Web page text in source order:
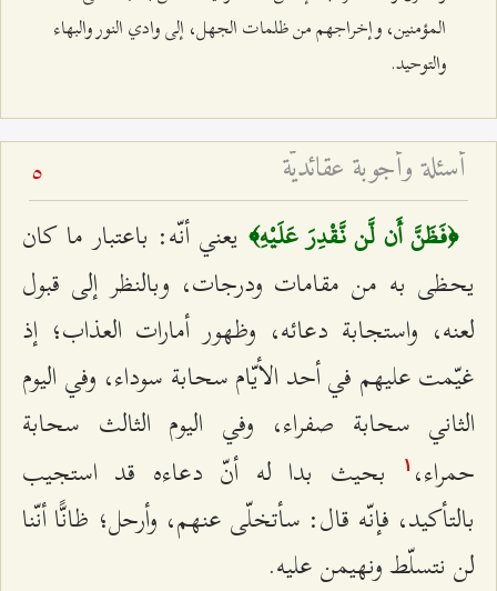
المؤمنين، وإخراجهم من ظلمات الجهل، إلى وادي النور والبهاء
والتوحيد.
أسئلة وأجوبة عقائديّة 5
﴿فَظَنَّ أَن لَّن نَّقْدِرَ عَلَيْهِ﴾ يعني أنّه: باعتبار ما كان
يحظى به من مقامات ودرجات، وبالنظر إلى قبول
لعنه، واستجابة دعائه، وظهور أمارات العذاب؛ إذ
غيّمت عليهم في أحد الأيّام سحابة سوداء، وفي اليوم
الثاني سحابة صفراء، وفي اليوم الثالث سحابة
حمراء، ۱
بحيث بدا له أنّ دعاءه قد استجيب
بالتأكيد، فإنّه قال: سأتخلّى عنهم، وأرحل؛ ظانًّا أنّنا
لن نتسلّط ونهيمن عليه.